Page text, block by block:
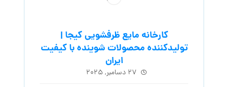
کارخانه مایع ظرفشویی کیجا |
تولیدکننده محصولات شوینده با کیفیت
ایران
۲۷ دسامبر, ۲۰۲۵